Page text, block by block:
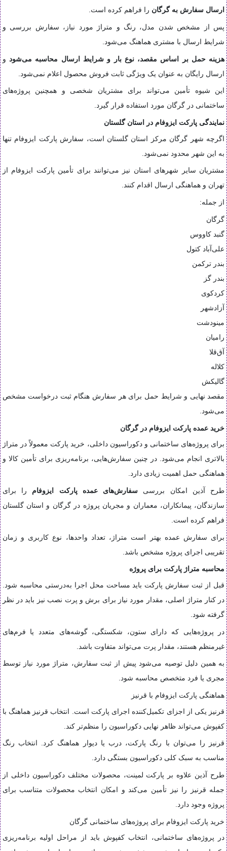
ارسال سفارش به گرگان را فراهم کرده است.
پس از مشخص شدن مدل، رنگ و متراژ مورد نیاز، سفارش بررسی و
شرایط ارسال با مشتری هماهنگ می‌شود.
هزینه حمل بر اساس مقصد، نوع بار و شرایط ارسال محاسبه می‌شود و
ارسال رایگان به عنوان یک ویژگی ثابت فروش محصول اعلام نمی‌شود.
این شیوه تأمین می‌تواند برای مشتریان شخصی و همچنین پروژه‌های
ساختمانی در گرگان مورد استفاده قرار گیرد.
نمایندگی پارکت ایزوفام در استان گلستان
اگرچه شهر گرگان مرکز استان گلستان است، سفارش پارکت ایزوفام تنها
به این شهر محدود نمی‌شود.
مشتریان سایر شهرهای استان نیز می‌توانند برای تأمین پارکت ایزوفام از
تهران و هماهنگی ارسال اقدام کنند.
از جمله:
گرگان
گنبد کاووس
علی‌آباد کتول
بندر ترکمن
بندر گز
کردکوی
آزادشهر
مینودشت
رامیان
آق‌قلا
کلاله
گالیکش
مقصد نهایی و شرایط حمل برای هر سفارش هنگام ثبت درخواست مشخص
می‌شود.
خرید عمده پارکت ایزوفام در گرگان
برای پروژه‌های ساختمانی و دکوراسیون داخلی، خرید پارکت معمولاً در متراژ
بالاتری انجام می‌شود. در چنین سفارش‌هایی، برنامه‌ریزی برای تأمین کالا و
هماهنگی حمل اهمیت زیادی دارد.
طرح آذین امکان بررسی سفارش‌های عمده پارکت ایزوفام را برای
سازندگان، پیمانکاران، معماران و مجریان پروژه در گرگان و استان گلستان
فراهم کرده است.
برای سفارش عمده بهتر است متراژ، تعداد واحدها، نوع کاربری و زمان
تقریبی اجرای پروژه مشخص باشد.
محاسبه متراژ پارکت برای پروژه
قبل از ثبت سفارش پارکت باید مساحت محل اجرا به‌درستی محاسبه شود.
در کنار متراژ اصلی، مقدار مورد نیاز برای برش و پرت نصب نیز باید در نظر
گرفته شود.
در پروژه‌هایی که دارای ستون، شکستگی، گوشه‌های متعدد یا فرم‌های
غیرمنظم هستند، مقدار پرت می‌تواند متفاوت باشد.
به همین دلیل توصیه می‌شود پیش از ثبت سفارش، متراژ مورد نیاز توسط
مجری یا فرد متخصص محاسبه شود.
هماهنگی پارکت ایزوفام با قرنیز
قرنیز یکی از اجزای تکمیل‌کننده اجرای پارکت است. انتخاب قرنیز هماهنگ با
کفپوش می‌تواند ظاهر نهایی دکوراسیون را منظم‌تر کند.
قرنیز را می‌توان با رنگ پارکت، درب یا دیوار هماهنگ کرد. انتخاب رنگ
مناسب به سبک کلی دکوراسیون بستگی دارد.
طرح آذین علاوه بر پارکت لمینت، محصولات مختلف دکوراسیون داخلی از
جمله قرنیز را نیز تأمین می‌کند و امکان انتخاب محصولات متناسب برای
پروژه وجود دارد.
خرید پارکت ایزوفام برای پروژه‌های ساختمانی گرگان
در پروژه‌های ساختمانی، انتخاب کفپوش باید از مراحل اولیه برنامه‌ریزی